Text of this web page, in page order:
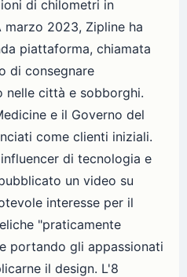
di chilometri in
2023, Zipline ha
piattaforma, chiamata
di consegnare
nelle città e sobborghi.
e il Governo del
come clienti iniziali.
di tecnologia e
un video su
interesse per il
"praticamente
portando gli appassionati
il design. L'8